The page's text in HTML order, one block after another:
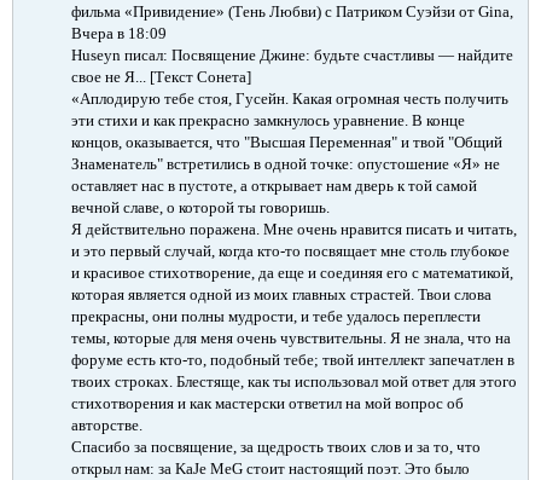
фильма «Привидение» (Тень Любви) с Патриком Суэйзи от Gina,
Вчера в 18:09
Huseyn писал: Посвящение Джине: будьте счастливы — найдите
свое не Я... [Текст Сонета]
«Аплодирую тебе стоя, Гусейн. Какая огромная честь получить
эти стихи и как прекрасно замкнулось уравнение. В конце
концов, оказывается, что "Высшая Переменная" и твой "Общий
Знаменатель" встретились в одной точке: опустошение «Я» не
оставляет нас в пустоте, а открывает нам дверь к той самой
вечной славе, о которой ты говоришь.
Я действительно поражена. Мне очень нравится писать и читать,
и это первый случай, когда кто-то посвящает мне столь глубокое
и красивое стихотворение, да еще и соединяя его с математикой,
которая является одной из моих главных страстей. Твои слова
прекрасны, они полны мудрости, и тебе удалось переплести
темы, которые для меня очень чувствительны. Я не знала, что на
форуме есть кто-то, подобный тебе; твой интеллект запечатлен в
твоих строках. Блестяще, как ты использовал мой ответ для этого
стихотворения и как мастерски ответил на мой вопрос об
авторстве.
Спасибо за посвящение, за щедрость твоих слов и за то, что
открыл нам: за KaJe MeG стоит настоящий поэт. Это было